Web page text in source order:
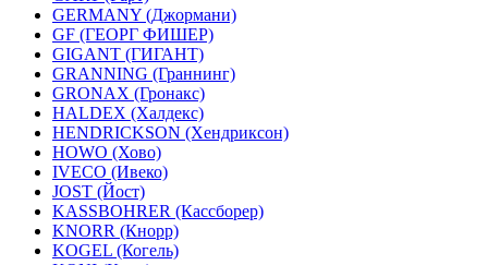
GERMANY (Джормани)
GF (ГЕОРГ ФИШЕР)
GIGANT (ГИГАНТ)
GRANNING (Граннинг)
GRONAX (Гронакс)
HALDEX (Халдекс)
HENDRICKSON (Хендриксон)
HOWO (Хово)
IVECO (Ивеко)
JOST (Йост)
KASSBOHRER (Касcборер)
KNORR (Кнорр)
KOGEL (Когель)